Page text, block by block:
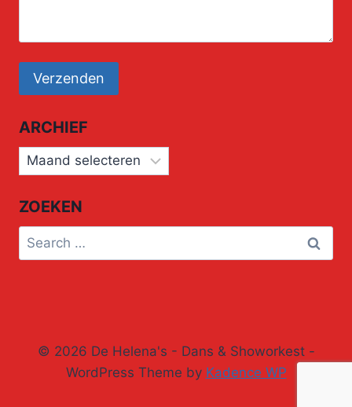
ARCHIEF
Archief
ZOEKEN
Search
for:
© 2026 De Helena's - Dans & Showorkest -
WordPress Theme by Kadence WP